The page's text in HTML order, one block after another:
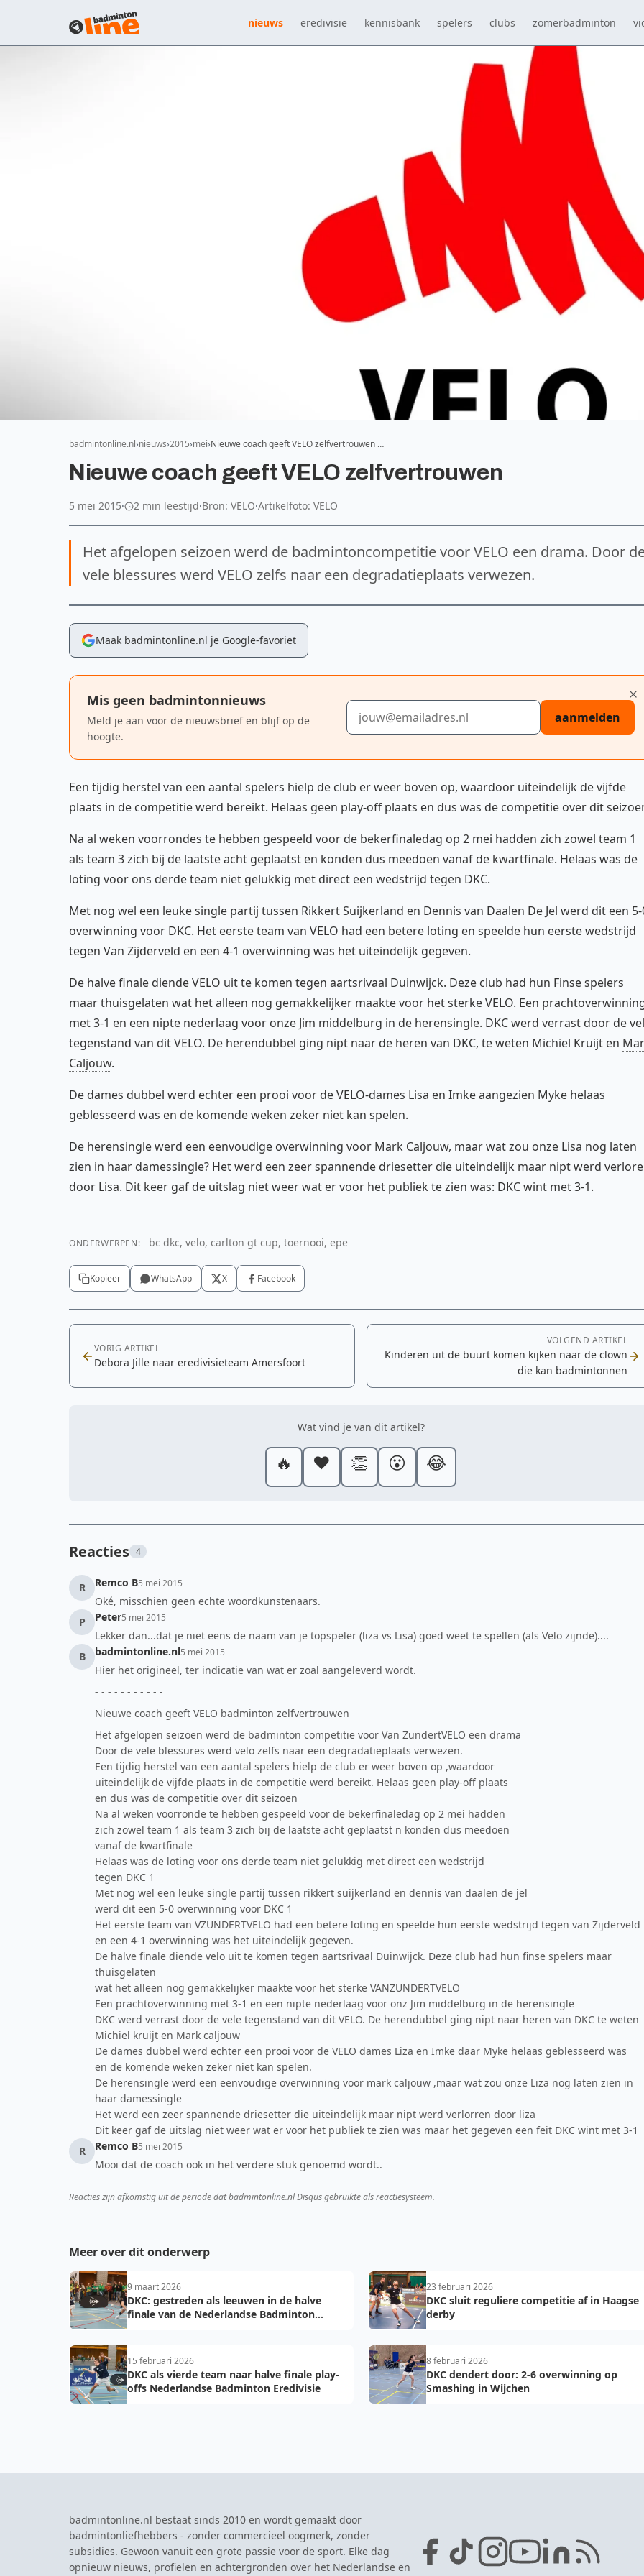
nieuws eredivisie kennisbank spelers clubs zomerbadminton
badmintonline.nl nieuws 2015 mei Nieuwe coach geeft VELO zelfvertrouwen …
Nieuwe coach geeft VELO zelfvertrouwen
5 mei 2015· 2 min leestijd·Bron: VELO·Artikelfoto: VELO
Het afgelopen seizoen werd de badmintoncompetitie voor VELO een drama. Door
vele blessures werd VELO zelfs naar een degradatieplaats verwezen.
Maak badmintonline.nl je Google-favoriet
Mis geen badmintonnieuws
Meld je aan voor de nieuwsbrief en blijf op de
hoogte.
E-mailadres
aanmelden
Een tijdig herstel van een aantal spelers hielp de club er weer boven op, waardoor uiteindelijk de vijfde
plaats in de competitie werd bereikt. Helaas geen play-off plaats en dus was de competitie over dit
Na al weken voorrondes te hebben gespeeld voor de bekerfinaledag op 2 mei hadden zich zowel team 1
als team 3 zich bij de laatste acht geplaatst en konden dus meedoen vanaf de kwartfinale. Helaas was de
loting voor ons derde team niet gelukkig met direct een wedstrijd tegen DKC.
Met nog wel een leuke single partij tussen Rikkert Suijkerland en Dennis van Daalen De Jel werd dit een
overwinning voor DKC. Het eerste team van VELO had een betere loting en speelde hun eerste wedstrijd
tegen Van Zijderveld en een 4-1 overwinning was het uiteindelijk gegeven.
De halve finale diende VELO uit te komen tegen aartsrivaal Duinwijck. Deze club had hun Finse spelers
maar thuisgelaten wat het alleen nog gemakkelijker maakte voor het sterke VELO. Een
met 3-1 en een nipte nederlaag voor onze Jim middelburg in de herensingle. DKC werd verrast door de
tegenstand van dit VELO. De herendubbel ging nipt naar de heren van DKC, te weten Michiel Kruijt en
Caljouw.
De dames dubbel werd echter een prooi voor de VELO-dames Lisa en Imke aangezien Myke helaas
geblesseerd was en de komende weken zeker niet kan spelen.
De herensingle werd een eenvoudige overwinning voor Mark Caljouw, maar wat zou onze Lisa nog laten
zien in haar damessingle? Het werd een zeer spannende driesetter die uiteindelijk maar nipt werd
door Lisa. Dit keer gaf de uitslag niet weer wat er voor het publiek te zien was: DKC wint met 3-1.
ONDERWERPEN: bc dkc, velo, carlton gt cup, toernooi, epe
Kopieer WhatsApp X Facebook
VORIG ARTIKEL
Debora Jille naar eredivisieteam Amersfoort
VOLGEND ARTIKEL
Kinderen uit de buurt komen kijken naar de clown
die kan badmintonnen
Wat vind je van dit artikel?
🔥 ❤️ 👏 😮 😂
Reacties 4
R Remco B5 mei 2015
Oké, misschien geen echte woordkunstenaars.
P
Peter5 mei 2015
Lekker dan...dat je niet eens de naam van je topspeler (liza vs Lisa) goed weet te spellen (als Velo zijnde)....
B
badmintonline.nl5 mei 2015
Hier het origineel, ter indicatie van wat er zoal aangeleverd wordt.
- - - - - - - - - - -
Nieuwe coach geeft VELO badminton zelfvertrouwen
Het afgelopen seizoen werd de badminton competitie voor Van ZundertVELO een drama
Door de vele blessures werd velo zelfs naar een degradatieplaats verwezen.
Een tijdig herstel van een aantal spelers hielp de club er weer boven op ,waardoor
uiteindelijk de vijfde plaats in de competitie werd bereikt. Helaas geen play-off plaats
en dus was de competitie over dit seizoen
Na al weken voorronde te hebben gespeeld voor de bekerfinaledag op 2 mei hadden
zich zowel team 1 als team 3 zich bij de laatste acht geplaatst n konden dus meedoen
vanaf de kwartfinale
Helaas was de loting voor ons derde team niet gelukkig met direct een wedstrijd
tegen DKC 1
Met nog wel een leuke single partij tussen rikkert suijkerland en dennis van daalen de jel
werd dit een 5-0 overwinning voor DKC 1
Het eerste team van VZUNDERTVELO had een betere loting en speelde hun eerste wedstrijd tegen van Zijderveld
en een 4-1 overwinning was het uiteindelijk gegeven.
De halve finale diende velo uit te komen tegen aartsrivaal Duinwijck. Deze club had hun finse spelers maar
thuisgelaten
wat het alleen nog gemakkelijker maakte voor het sterke VANZUNDERTVELO
Een prachtoverwinning met 3-1 en een nipte nederlaag voor onz Jim middelburg in de herensingle
DKC werd verrast door de vele tegenstand van dit VELO. De herendubbel ging nipt naar heren van DKC te weten
Michiel kruijt en Mark caljouw
De dames dubbel werd echter een prooi voor de VELO dames Liza en Imke daar Myke helaas geblesseerd was
en de komende weken zeker niet kan spelen.
De herensingle werd een eenvoudige overwinning voor mark caljouw ,maar wat zou onze Liza nog laten zien in
haar damessingle
Het werd een zeer spannende driesetter die uiteindelijk maar nipt werd verlorren door liza
Dit keer gaf de uitslag niet weer wat er voor het publiek te zien was maar het gegeven een feit DKC wint met 3-1
R
Remco B5 mei 2015
Mooi dat de coach ook in het verdere stuk genoemd wordt..
Reacties zijn afkomstig uit de periode dat badmintonline.nl Disqus gebruikte als reactiesysteem.
Meer over dit onderwerp
9 maart 2026
DKC: gestreden als leeuwen in de halve
finale van de Nederlandse Badminton
23 februari 2026
DKC sluit reguliere competitie af in Haagse
derby
15 februari 2026
DKC als vierde team naar halve finale play-
offs Nederlandse Badminton Eredivisie
8 februari 2026
DKC dendert door: 2-6 overwinning op
Smashing in Wijchen
badmintonline.nl bestaat sinds 2010 en wordt gemaakt door
badmintonliefhebbers - zonder commercieel oogmerk, zonder
subsidies. Gewoon vanuit een grote passie voor de sport. Elke dag
opnieuw nieuws, profielen en achtergronden over het Nederlandse en